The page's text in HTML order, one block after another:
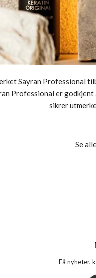
Sayran Professional
Professional er
sikrer
Se
Få nyheter,